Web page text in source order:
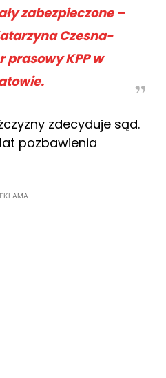
zabezpieczone –
Czesna-
prasowy KPP w
zdecyduje sąd.
pozbawienia